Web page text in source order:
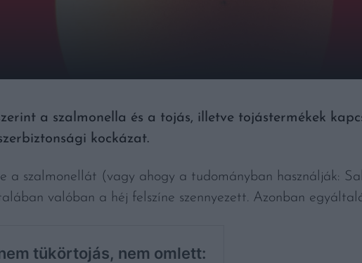
a szalmonella és a tojás, illetve tojástermékek
kockázat.
a szalmonellát (vagy ahogy a tudományban használják:
valóban a héj felszíne szennyezett. Azonban